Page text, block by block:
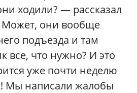
ходили? — рассказал
они вообще
подъезда и там
все, что нужно? И это
уже почти неделю
Мы написали жалобы